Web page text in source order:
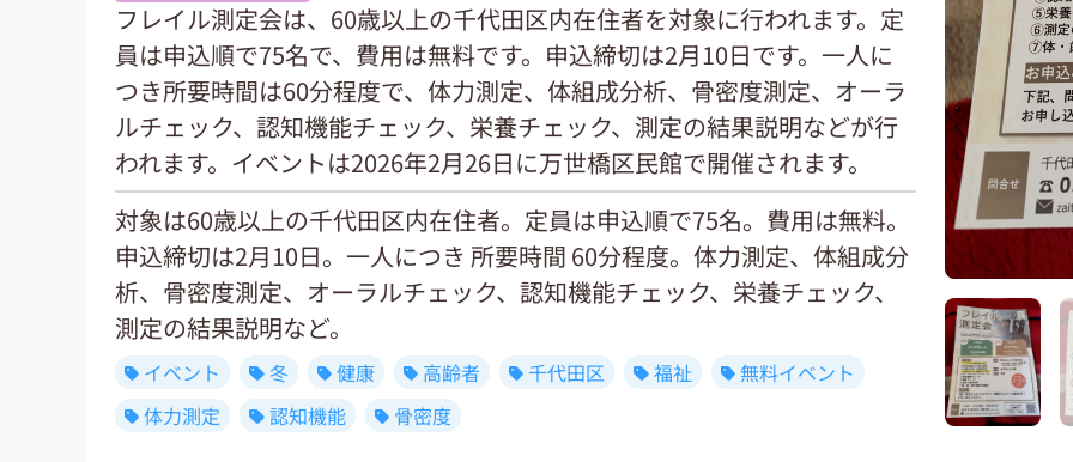
フレイル測定会は、60歳以上の千代田区内在住者を対象に行われます。定
員は申込順で75名で、費用は無料です。申込締切は2月10日です。一人に
つき所要時間は60分程度で、体力測定、体組成分析、骨密度測定、オーラ
ルチェック、認知機能チェック、栄養チェック、測定の結果説明などが行
われます。イベントは2026年2月26日に万世橋区民館で開催されます。
対象は60歳以上の千代田区内在住者。定員は申込順で75名。費用は無料。
申込締切は2月10日。一人につき 所要時間 60分程度。体力測定、体組成分
析、骨密度測定、オーラルチェック、認知機能チェック、栄養チェック、
測定の結果説明など。
イベント 冬 健康 高齢者 千代田区 福祉
無料イベント
体力測定
認知機能 骨密度